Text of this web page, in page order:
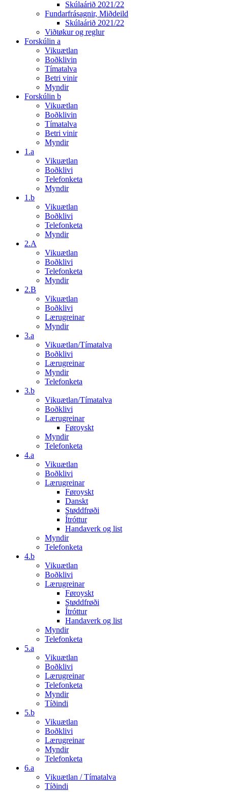
Skúlaárið 2021/22
Fundarfrásagnir, Miðdeild
Skúlaárið 2021/22
Viðtøkur og reglur
Forskúlin a
Vikuætlan
Boðklivin
Tímatalva
Betri vinir
Myndir
Forskúlin b
Vikuætlan
Boðklivin
Tímatalva
Betri vinir
Myndir
1.a
Vikuætlan
Boðklivi
Telefonketa
Myndir
1.b
Vikuætlan
Boðklivi
Telefonketa
Myndir
2.A
Vikuætlan
Boðklivi
Telefonketa
Myndir
2.B
Vikuætlan
Boðklivi
Lærugreinar
Myndir
3.a
Vikuætlan/Tímatalva
Boðklivi
Lærugreinar
Myndir
Telefonketa
3.b
Vikuætlan/Tímatalva
Boðklivi
Lærugreinar
Føroyskt
Myndir
Telefonketa
4.a
Vikuætlan
Boðklivi
Lærugreinar
Føroyskt
Danskt
Støddfrøði
Ítróttur
Handaverk og list
Myndir
Telefonketa
4.b
Vikuætlan
Boðklivi
Lærugreinar
Føroyskt
Støddfrøði
Ítróttur
Handaverk og list
Myndir
Telefonketa
5.a
Vikuætlan
Boðklivi
Lærugreinar
Telefonketa
Myndir
Tíðindi
5.b
Vikuætlan
Boðklivi
Lærugreinar
Myndir
Telefonketa
6.a
Vikuætlan / Tímatalva
Tíðindi